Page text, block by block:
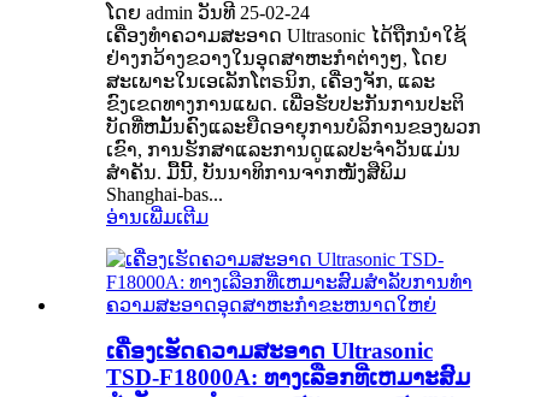
ໂດຍ admin ວັນທີ 25-02-24
ເຄື່ອງທໍາຄວາມສະອາດ Ultrasonic ໄດ້ຖືກນໍາໃຊ້
ຢ່າງກວ້າງຂວາງໃນອຸດສາຫະກໍາຕ່າງໆ, ໂດຍ
ສະເພາະໃນເອເລັກໂຕຣນິກ, ເຄື່ອງຈັກ, ແລະ
ຂົງເຂດທາງການແພດ. ເພື່ອຮັບປະກັນການປະຕິ
ບັດທີ່ຫມັ້ນຄົງແລະຍືດອາຍຸການບໍລິການຂອງພວກ
ເຂົາ, ການຮັກສາແລະການດູແລປະຈໍາວັນແມ່ນ
ສໍາຄັນ. ມື້ນີ້, ບັນນາທິການຈາກໜັງສືພິມ
Shanghai-bas...
ອ່ານເພີ່ມເຕີມ
ເຄື່ອງເຮັດຄວາມສະອາດ Ultrasonic
TSD-F18000A: ທາງເລືອກທີ່ເຫມາະສົມ